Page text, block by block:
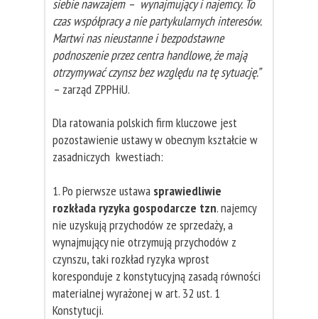
siebie nawzajem – wynajmujący i najemcy. To
czas współpracy a nie partykularnych interesów.
Martwi nas nieustanne i bezpodstawne
podnoszenie przez centra handlowe, że mają
otrzymywać czynsz bez względu na tę sytuację.”
– zarząd ZPPHiU.
Dla ratowania polskich firm kluczowe jest
pozostawienie ustawy w obecnym kształcie w
zasadniczych kwestiach:
1. Po pierwsze ustawa sprawiedliwie
rozkłada ryzyka gospodarcze tzn. najemcy
nie uzyskują przychodów ze sprzedaży, a
wynajmujący nie otrzymują przychodów z
czynszu, taki rozkład ryzyka wprost
koresponduje z konstytucyjną zasadą równości
materialnej wyrażonej w art. 32 ust. 1
Konstytucji.